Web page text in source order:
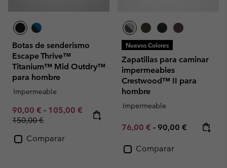
Botas de senderismo
Escape Thrive™
Titanium™ Mid Outdry™
para hombre
Impermeable
Minimum sale price:
90,00 € - Maximum sale price:
105,00 € Regular price:
150,00 €
Comparar
Nuevos Colores
Zapatillas para caminar
impermeables
Crestwood™ II para
hombre
Impermeable
Minimum sale price:
76,00 € - Maximum price:
90,00 €
Comparar